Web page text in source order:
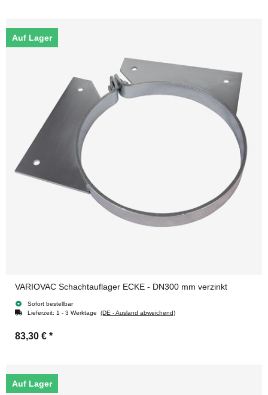
Auf Lager
VARIOVAC Schachtauflager ECKE - DN300 mm verzinkt
Sofort bestellbar
Lieferzeit: 1 - 3 Werktage (DE - Ausland abweichend)
83,30 € *
Auf Lager